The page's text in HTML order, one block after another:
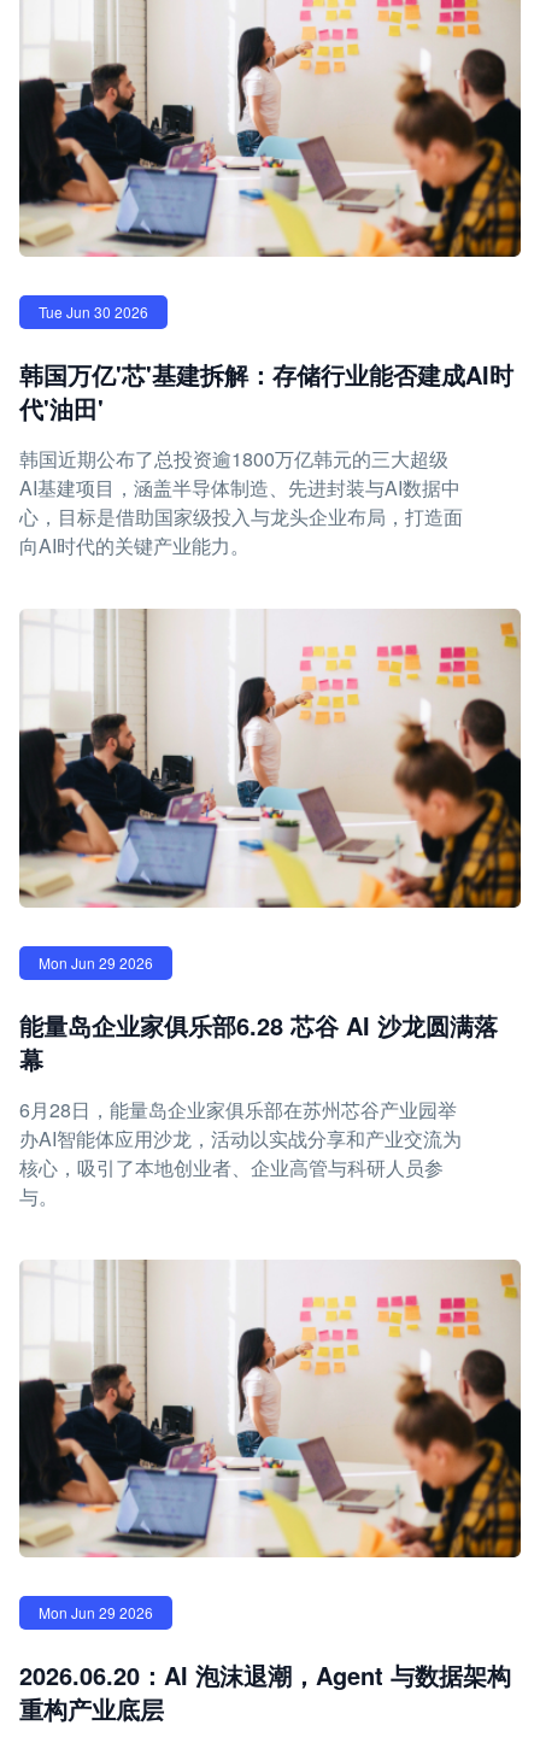
Tue Jun 30 2026
韩国万亿'芯'基建拆解：存储行业能否建成AI时
代'油田'
韩国近期公布了总投资逾1800万亿韩元的三大超级
AI基建项目，涵盖半导体制造、先进封装与AI数据中
心，目标是借助国家级投入与龙头企业布局，打造面
向AI时代的关键产业能力。
Mon Jun 29 2026
能量岛企业家俱乐部6.28 芯谷 AI 沙龙圆满落
幕
6月28日，能量岛企业家俱乐部在苏州芯谷产业园举
办AI智能体应用沙龙，活动以实战分享和产业交流为
核心，吸引了本地创业者、企业高管与科研人员参
与。
Mon Jun 29 2026
2026.06.20：AI 泡沫退潮，Agent 与数据架构
重构产业底层